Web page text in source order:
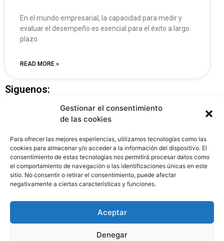
Gestionar el consentimiento
de las cookies
Para ofrecer las mejores experiencias, utilizamos tecnologías como las
cookies para almacenar y/o acceder a la información del dispositivo. El
consentimiento de estas tecnologías nos permitirá procesar datos como
el comportamiento de navegación o las identificaciones únicas en este
sitio. No consentir o retirar el consentimiento, puede afectar
negativamente a ciertas características y funciones.
Aceptar
Denegar
En el mundo empresarial, la capacidad para medir y
evaluar el desempeño es esencial para el éxito a largo
plazo.
READ MORE »
Siguenos:
Copyright © 2025 Creado porCatodic
Política de privacidad Politica de cookies